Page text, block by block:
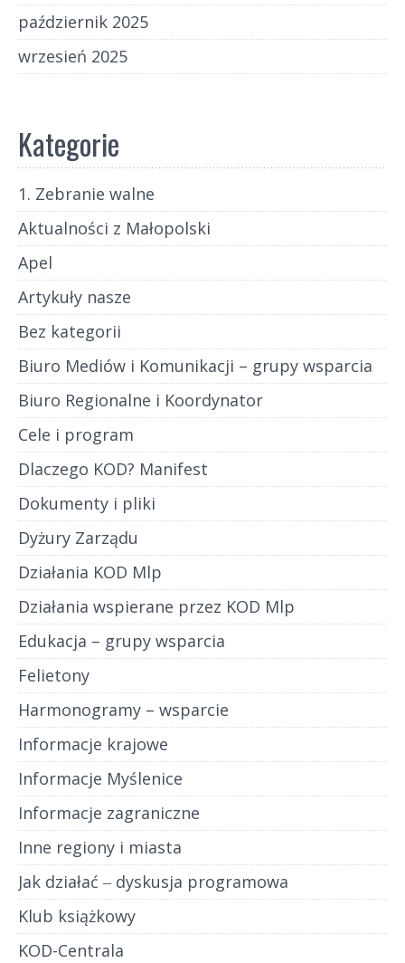
październik 2025
wrzesień 2025
Kategorie
1. Zebranie walne
Aktualności z Małopolski
Apel
Artykuły nasze
Bez kategorii
Biuro Mediów i Komunikacji – grupy wsparcia
Biuro Regionalne i Koordynator
Cele i program
Dlaczego KOD? Manifest
Dokumenty i pliki
Dyżury Zarządu
Działania KOD Mlp
Działania wspierane przez KOD Mlp
Edukacja – grupy wsparcia
Felietony
Harmonogramy – wsparcie
Informacje krajowe
Informacje Myślenice
Informacje zagraniczne
Inne regiony i miasta
Jak działać ‒ dyskusja programowa
Klub książkowy
KOD-Centrala